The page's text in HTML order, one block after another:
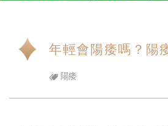
年輕會陽痿嗎？陽
陽痿